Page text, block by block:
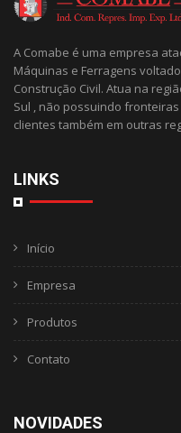
A Comabe é uma empresa
Máquinas e Ferragens
Construção Civil. Atua na
Sul , não possuindo
clientes também em outras
LINKS
Início
Empresa
Produtos
Contato
NOVIDADES